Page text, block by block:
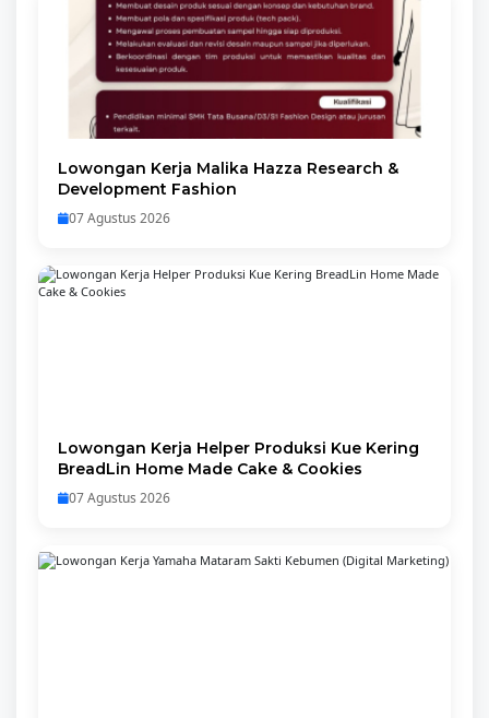
Lowongan Kerja Malika Hazza Research &
Development Fashion
07 Agustus 2026
Lowongan Kerja Helper Produksi Kue Kering
BreadLin Home Made Cake & Cookies
07 Agustus 2026